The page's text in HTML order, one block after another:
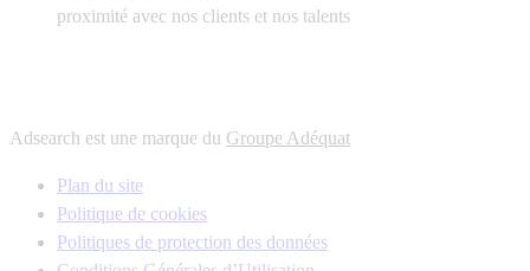
proximité avec nos clients et nos talents
Adsearch est une marque du Groupe Adéquat
Plan du site
Politique de cookies
Politiques de protection des données